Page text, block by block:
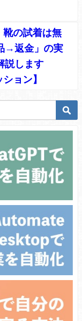
靴の試着は無
→返金」の実
説します
ョン】